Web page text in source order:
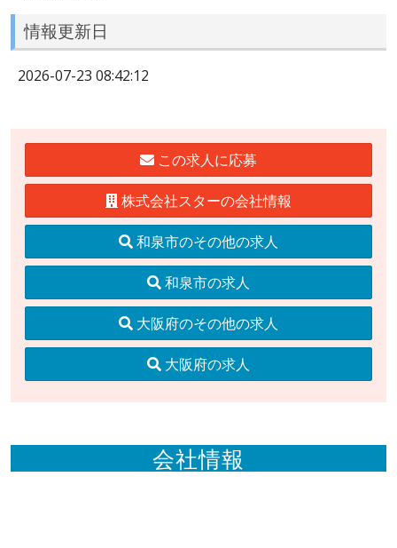
情報更新日
2026-07-23 08:42:12
この求人に応募
株式会社スターの会社情報
和泉市のその他の求人
和泉市の求人
大阪府のその他の求人
大阪府の求人
会社情報